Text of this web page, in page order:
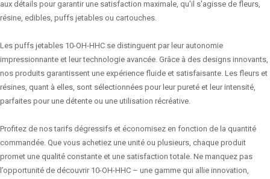
aux détails pour garantir une satisfaction maximale, qu'il s'agisse de fleurs,
résine, edibles, puffs jetables ou cartouches.
Les puffs jetables 10-OH-HHC se distinguent par leur autonomie
impressionnante et leur technologie avancée. Grâce à des designs innovants,
nos produits garantissent une expérience fluide et satisfaisante. Les fleurs et
résines, quant à elles, sont sélectionnées pour leur pureté et leur intensité,
parfaites pour une détente ou une utilisation récréative.
Profitez de nos tarifs dégressifs et économisez en fonction de la quantité
commandée. Que vous achetiez une unité ou plusieurs, chaque produit
promet une qualité constante et une satisfaction totale. Ne manquez pas
l’opportunité de découvrir 10-OH-HHC – une gamme qui allie innovation,